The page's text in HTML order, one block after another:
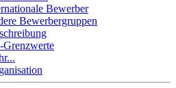
Bewerber
Bewerbergruppen
Grenzwerte